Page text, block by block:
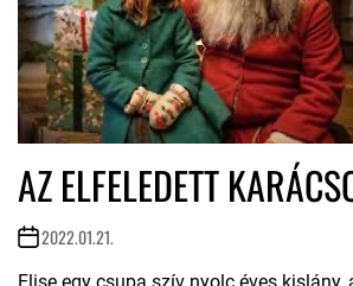
AZ ELFELEDETT
2022.01.21.
Elise egy csupa szív nyolc éves kislány,